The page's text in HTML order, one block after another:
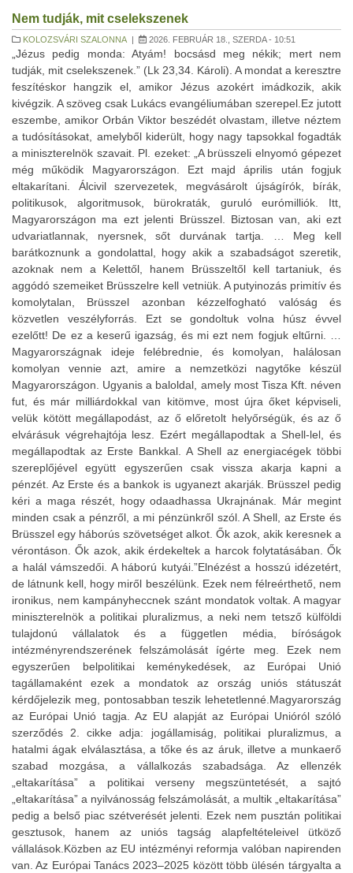
Nem tudják, mit cselekszenek
KOLOZSVÁRI SZALONNA | 2026. FEBRUÁR 18., SZERDA - 10:51
„Jézus pedig monda: Atyám! bocsásd meg nékik; mert nem tudják, mit cselekszenek.” (Lk 23,34. Károli). A mondat a keresztre feszítéskor hangzik el, amikor Jézus azokért imádkozik, akik kivégzik. A szöveg csak Lukács evangéliumában szerepel.Ez jutott eszembe, amikor Orbán Viktor beszédét olvastam, illetve néztem a tudósításokat, amelyből kiderült, hogy nagy tapsokkal fogadták a miniszterelnök szavait. Pl. ezeket: „A brüsszeli elnyomó gépezet még működik Magyarországon. Ezt majd április után fogjuk eltakarítani. Álcivil szervezetek, megvásárolt újságírók, bírák, politikusok, algoritmusok, bürokraták, guruló eurómilliók. Itt, Magyarországon ma ezt jelenti Brüsszel. Biztosan van, aki ezt udvariatlannak, nyersnek, sőt durvának tartja. … Meg kell barátkoznunk a gondolattal, hogy akik a szabadságot szeretik, azoknak nem a Kelettől, hanem Brüsszeltől kell tartaniuk, és aggódó szemeiket Brüsszelre kell vetniük. A putyinozás primitív és komolytalan, Brüsszel azonban kézzelfogható valóság és közvetlen veszélyforrás. Ezt se gondoltuk volna húsz évvel ezelőtt! De ez a keserű igazság, és mi ezt nem fogjuk eltűrni. … Magyarországnak ideje felébrednie, és komolyan, halálosan komolyan vennie azt, amire a nemzetközi nagytőke készül Magyarországon. Ugyanis a baloldal, amely most Tisza Kft. néven fut, és már milliárdokkal van kitömve, most újra őket képviseli, velük kötött megállapodást, az ő előretolt helyőrségük, és az ő elvárásuk végrehajtója lesz. Ezért megállapodtak a Shell-lel, és megállapodtak az Erste Bankkal. A Shell az energiacégek többi szereplőjével együtt egyszerűen csak vissza akarja kapni a pénzét. Az Erste és a bankok is ugyanezt akarják. Brüsszel pedig kéri a maga részét, hogy odaadhassa Ukrajnának. Már megint minden csak a pénzről, a mi pénzünkről szól. A Shell, az Erste és Brüsszel egy háborús szövetséget alkot. Ők azok, akik keresnek a vérontáson. Ők azok, akik érdekeltek a harcok folytatásában. Ők a halál vámszedői. A háború kutyái.”Elnézést a hosszú idézetért, de látnunk kell, hogy miről beszélünk. Ezek nem félreérthető, nem ironikus, nem kampányheccnek szánt mondatok voltak. A magyar miniszterelnök a politikai pluralizmus, a neki nem tetsző külföldi tulajdonú vállalatok és a független média, bíróságok intézményrendszerének felszámolását ígérte meg. Ezek nem egyszerűen belpolitikai keménykedések, az Európai Unió tagállamaként ezek a mondatok az ország uniós státuszát kérdőjelezik meg, pontosabban teszik lehetetlenné.Magyarország az Európai Unió tagja. Az EU alapját az Európai Unióról szóló szerződés 2. cikke adja: jogállamiság, politikai pluralizmus, a hatalmi ágak elválasztása, a tőke és az áruk, illetve a munkaerő szabad mozgása, a vállalkozás szabadsága. Az ellenzék „eltakarítása” a politikai verseny megszüntetését, a sajtó „eltakarítása” a nyilvánosság felszámolását, a multik „eltakarítása” pedig a belső piac szétverését jelenti. Ezek nem pusztán politikai gesztusok, hanem az uniós tagság alapfeltételeivel ütköző vállalások.Közben az EU intézményi reformja valóban napirenden van. Az Európai Tanács 2023–2025 között több ülésén tárgyalta a bővítés és a döntéshozatal reformjának kérdését, különösen Ukrajna csatlakozási folyamatának megnyitása kapcsán. Az Európai Parlament 2023. novemberi állásfoglalásában a szerződésmódosítás szükségességét és a minősített többségi szavazás kiterjesztését sürgette. A koncepció mögött elsősorban a föderalistább irányt képviselő frakciók – az Európai Néppárt, a Szocialisták és Demokraták Progresszív Szövetsége és a Renew Europe – állnak, de a zöldek is támogatják a mélyebb integrációt. A vita lényege: ha az EU 30–35 tagúvá válik (Ukrajna, Moldova, a Nyugat-Balkán csatlakozásával), akkor – kiindulva az elmúlt évtized magyar, szlovák és lengyel különutas, a jogállamiságra olykor fittyet hányó gyakorlatából és vétó-fenyegetéseiből – a jelenlegi egyhangúsági mechanizmus működésképtelenné válik. A megoldás egyre többek szerint egy négykörös, többsebességes Európa lehet: egy mély integrációt vállaló, eurózónás, közös költségvetési és jogállami normákat szigorúan betartó „belső mag”, teljes döntési jogkörrel, egy második kör teljes jogú, a jelenlegi tagállamok másik csoportja, amelyek ugyancsak részt vesznek a döntéshozatalban, de még nem készek a mélyebb integrációra. A harmadik körbe, egyfajta társult tagsági státusszal, szavazati jog és EU-források biztosítása nélkül kerülne a jelenlegi tagok közül Magyarország (esetleg Szlovákia), illetve a belépésre váró államok, azaz a Nyugat-Balkán, Ukrajna, Moldova. A negyedik körbe pedig külső partnerországok, itt a törököket szokták emlegetni. Azok az államok, amelyek betartják, illetve készek maradéktalanul betartani az EU Alapszerződésében foglalt elengedhetetlen feltételeket, lehetőséget kapnak belsőbb körbe integrálódni, ha ezt ambicionálják.Mindezek fényében, ha Magyarország rendszerszinten szembe megy az alapértékekkel, márpedig 15 éve ez történik, akkor két út marad, az egyik a HUXIT, azaz önként kilép – a brit példát követve –, vagy a harmadik, esetleg a negyedik körbe kerül. Egy társult státusz, szavazati jog és EU-s források nélkül, egyetlen euró földalapú támogatás, infrastruktúra-fejlesztés, beruházás-ösztönzés, védelmi dotáció stb. nélkül, miközben a magországok a költségvetésről, a közös iparpolitikáról, a védelmi együttműködésről és az adóharmonizációról döntenek.A következmények brutálisak lesznek. Az EU pl. jelenleg 10%-os külső vámmal terheli az unión kívülről érkező személygépkocsikat. Ha Magyarország kívülre kerülne, az itt gyártott – német, koreai, kínai tulajdonú gyárakból kikerülő autók ugyanezzel a vámmal lépnének be az EU piacára. A magyar autóipar exportjának döntő része jelenleg uniós piacra megy. Egy 10%-os vám azonnal lenullázná az itteni gyártás versenyelőnyét. A BMW debreceni beruházása, a Mercedes-Benz Group kecskeméti üzeme, az Audi győri gyára vagy a BYD szegedi projektje azonnal stratégiai újraszámolás tárgyává válna. Az akkumulátorgyárak – amelyek eleve geopolitikai és környezeti viták közepette működnek – elveszítenék az uniós piac akadálytalan elérésének előnyét. A kínai, indiai és dél-koreai befektetők nem Magyarországot, hanem az EU vámhatárán belüli alternatívákat választanák.A tőke szabad áramlásának megszűnése nem ideológiai kérdés, hanem pénzügyi sokk. A külföldi működőtőke-állomány jelentős része jogbiztonságra és egységes piacra épül. Ha ez meginog, a befektetések nem „átalakulnak”, hanem eltűnnek. Újak nem érkeznek. A forint – amely már most sem tartozik a stabil devizák közé – spekulációs célponttá válna. A hitelminősítők (S&P, Moody’s, Fitch) egy ilyen politikai irányváltást azonnali leminősítéssel honorálnának. A bóvli kategória nem retorikai túlzás lenne, hanem valóság. Így Orbán ígérete az egymillió forintos átlagbérre hamar megvalósul, csak az egymillió Ft ezer eurót fog érni. Következő évben esetleg ötszázat. Az államadósság finanszírozása az egekbe szökne, a kamatok emelkednének, a költségvetés mozgástere beszűkülne. (A számokkal való bűvészkedés során a miniszterelnök valahogy elfelejtett arról beszámolni, hogy január 7-én 3 milliárd euró értékben bocsátottak ki államkötvényt 4-5% közötti éves kamatra. Bankok nyilván már nem álltak szóba velük ennél kedvezőbb százalékért, másként nem tudtak hitelhez jutni. S ezt a kb. 1.200 milliárd Ft-ot ahogy felvették, rögtön ráöntötték a nyugdíjasokra, egyenruhásokra, anyákra, egy újabb bornírt konzultációra és plakátkampányra stb., mert meg kell lennie annak a választási győzelemnek. Bármi áron. S rátették a 2025 évvégi 62.000 milliárd Ft-os államadósságra, aminek jelen év végére becsült nagysága 70.000 milliárd körül fog alakulni, gyermekeink és unokáink elképedésére.)A munkaerő szabad áramlásának elvesztése több százezer magyar életét érintené. A kint dolgozók döntő többsége vélhetően végleg kint maradna, vinnék a családjukat is. De nemcsak az Ausztriában vagy Németországban dolgozókat, hanem az itthon működő cégeket is döntésre késztetné, amelyek számára az uniós munkaerőpiac rugalmassága versenyelőny. A határellenőrzések visszatérése, a szolgáltatások korlátozása, a roamingdíjak újbóli megjelenése, az Erasmus- és kutatási programok beszűkülése, a határon túli magyarok helyzetének változása – a sor végtelenül folytatható! – mind visszaesést, illetve a hétköznapi életszínvonal csökkenését jelentenék. A fideszes maffia „szuverén” rablásának ára felmérhetetlen problémákat okozna Magyarországnak, s olyan károkat, amelyeket nem lehet pl. majd egy ellenzéki választási győzelemmel semmissé tenni. Ha egy válni készülő, sorozatosan megcsalt feleség férje megígéri, hogy soha többé nem néz más nőre, mennyi idő kell ahhoz, hogy a bizalom helyreálljon? A legszomorúbb, hogy mindez nem valamilyen külső büntetés következménye lenne, hanem belső politikai döntéseké. Önkéntes önsorsrontás: Hányszor támadt tenfiad / Szép hazám kebledre, / S lettél magzatod miatt / Magzatod hamvvedre! Bizony, kedves tapsoló honfitársaim! Ha komolyan vesszük a miniszterelnök szavait, akkor azok egy olyan pályát jelölnek ki, amelynek végén, rövidesen Magyarország vagy az EU-n kívül találja magát, vagy annak külső gyűrűjében, elvont jogokkal, EU-s források nélkül, lenullázott befolyással. Ez nem taktikai lavírozás, hanem stratégiai önsorsrontás. Mit fog érni egy ilyen Magyarország Trumpnak, aki ugye három év múlva már nem lesz az USA elnöke? Ha nem tudja az EU-t Orbánon keresztül bomlasztani, milyen súlya van kis hazánknak, amelynek jelenlegi GDP-je az USA GDP-jének tán fél százalékát teszi ki? Egyszer kikerestem, hogy a háborús veteránok ápoló otthonaira és nyugdíjára az USA többet költ, mint a magyar GDP. S Oroszország? Putyin? Mit ér Orbánnal, ha nem tud köröm alatt tüske lenni, vagy bot a kerekek között? S Hszi? Rögvest viszik a kínai beruházásokat oda, ahonnan vámmentesen tudnak szállítani az EU piacára.Engem aggaszt még a „Ne engedjük, hogy a Tisza visszavigyen bennünket az ököljog világába.” mondat, illetve a beszédben számos alkalommal előkerülő, a magyarokat tönkretenni, ki